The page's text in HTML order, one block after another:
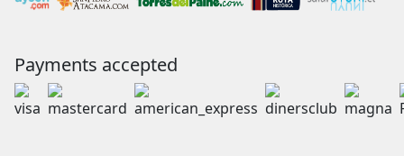
Payments accepted